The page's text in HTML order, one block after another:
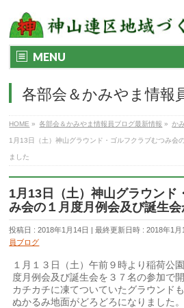
MENU
各部会＆かみやま情報
HOME » 各部会＆かみやま情報員ブログ最新情報 » か
1月13日（土）神山グラウンド・ゴルフクラブむつみ会
ました
1月13日（土）神山グラウンド
み会の１月度月例会及び誕生
投稿日 : 2018年1月14日 最終更新日時 : 2018年1月
員ブログ
１月１３日（土）午前９時より稲荷公
度月例会及び誕生会を３７名の参加で
カチカチに凍てついていたグラウンド
ぬかるみ地面がどろどろになりました